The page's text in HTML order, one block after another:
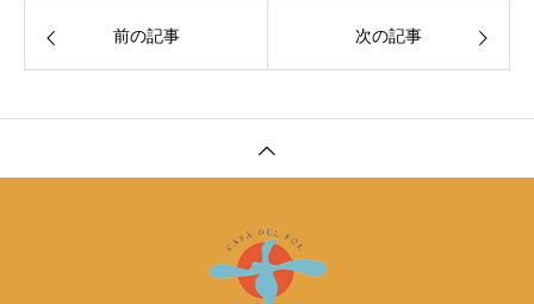
前の記事 次の記事